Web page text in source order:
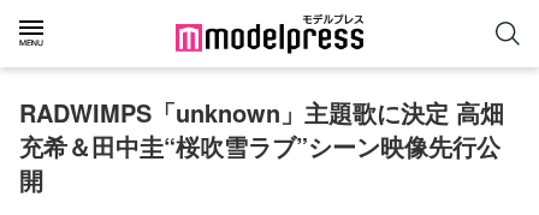
RADWIMPS「unknown」主題歌に決定 高畑
充希＆田中圭“桜吹雪ラブ”シーン映像先行公
開